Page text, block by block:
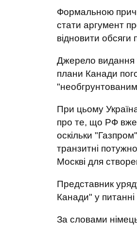
Формальною
стати аргумент
відновити обсяги
Джерело видання
плани Канади
При цьому
про те, що РФ вже
оскільки
транзитні
Москві для
Представник
Канади" у питанні
За словами